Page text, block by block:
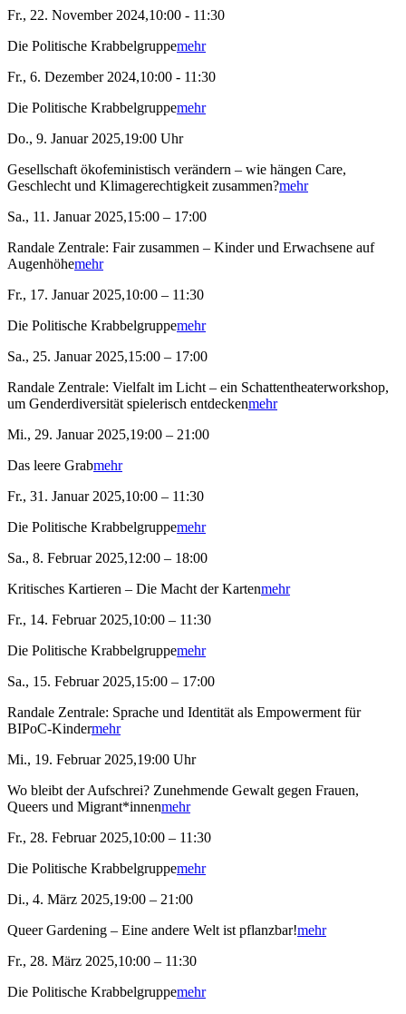
Fr., 22. November 2024,10:00 - 11:30
Die Politische Krabbelgruppemehr
Fr., 6. Dezember 2024,10:00 - 11:30
Die Politische Krabbelgruppemehr
Do., 9. Januar 2025,19:00 Uhr
Gesellschaft ökofeministisch verändern – wie hängen Care,
Geschlecht und Klimagerechtigkeit zusammen?mehr
Sa., 11. Januar 2025,15:00 – 17:00
Randale Zentrale: Fair zusammen – Kinder und Erwachsene auf
Augenhöhemehr
Fr., 17. Januar 2025,10:00 – 11:30
Die Politische Krabbelgruppemehr
Sa., 25. Januar 2025,15:00 – 17:00
Randale Zentrale: Vielfalt im Licht – ein Schattentheaterworkshop,
um Genderdiversität spielerisch entdeckenmehr
Mi., 29. Januar 2025,19:00 – 21:00
Das leere Grabmehr
Fr., 31. Januar 2025,10:00 – 11:30
Die Politische Krabbelgruppemehr
Sa., 8. Februar 2025,12:00 – 18:00
Kritisches Kartieren – Die Macht der Kartenmehr
Fr., 14. Februar 2025,10:00 – 11:30
Die Politische Krabbelgruppemehr
Sa., 15. Februar 2025,15:00 – 17:00
Randale Zentrale: Sprache und Identität als Empowerment für
BIPoC-Kindermehr
Mi., 19. Februar 2025,19:00 Uhr
Wo bleibt der Aufschrei? Zunehmende Gewalt gegen Frauen,
Queers und Migrant*innenmehr
Fr., 28. Februar 2025,10:00 – 11:30
Die Politische Krabbelgruppemehr
Di., 4. März 2025,19:00 – 21:00
Queer Gardening – Eine andere Welt ist pflanzbar!mehr
Fr., 28. März 2025,10:00 – 11:30
Die Politische Krabbelgruppemehr